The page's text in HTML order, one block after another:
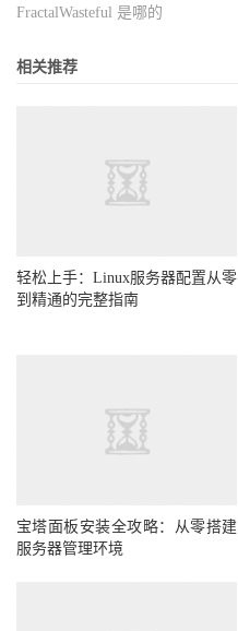
FractalWasteful 是哪的
相关推荐
轻松上手：Linux服务器配置从零
到精通的完整指南
宝塔面板安装全攻略：从零搭建
服务器管理环境